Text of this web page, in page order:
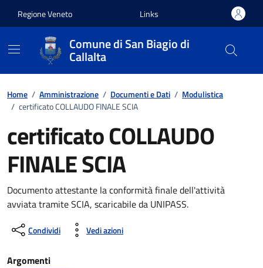
Regione Veneto Links
Comune di San Biagio di
Callalta
Home / Amministrazione / Documenti e Dati / Modulistica
/ certificato COLLAUDO FINALE SCIA
certificato COLLAUDO
FINALE SCIA
Documento attestante la conformità finale dell'attività
avviata tramite SCIA, scaricabile da UNIPASS.
Condividi Vedi azioni
Argomenti